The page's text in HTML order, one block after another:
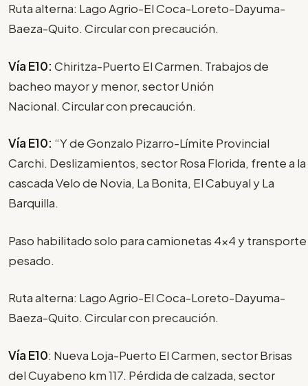
Ruta alterna: Lago Agrio-El Coca-Loreto-Dayuma-
Baeza-Quito. Circular con precaución.
Vía E10: Chiritza-Puerto El Carmen. Trabajos de
bacheo mayor y menor, sector Unión
Nacional. Circular con precaución.
Vía E10: “Y de Gonzalo Pizarro-Límite Provincial
Carchi. Deslizamientos, sector Rosa Florida, frente a la
cascada Velo de Novia, La Bonita, El Cabuyal y La
Barquilla.
Paso habilitado solo para camionetas 4x4 y transporte
pesado.
Ruta alterna: Lago Agrio-El Coca-Loreto-Dayuma-
Baeza-Quito. Circular con precaución.
Vía E10: Nueva Loja-Puerto El Carmen, sector Brisas
del Cuyabeno km 117. Pérdida de calzada, sector